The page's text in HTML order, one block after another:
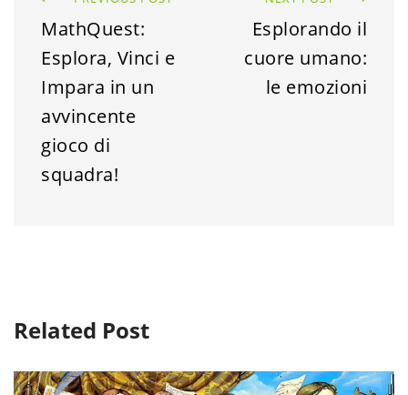
MathQuest:
Esplora, Vinci e
Impara in un
avvincente
gioco di
squadra!
Esplorando il
cuore umano:
le emozioni
Related Post